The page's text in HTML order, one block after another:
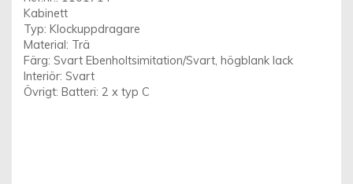
Kabinett
Typ: Klockuppdragare
Material: Trä
Färg: Svart Ebenholtsimitation/Svart, högblank lack
Interiör: Svart
Övrigt: Batteri: 2 x typ C